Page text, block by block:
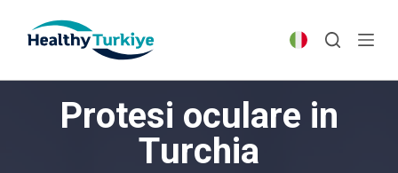
p
Protesi oculare in
Turchia